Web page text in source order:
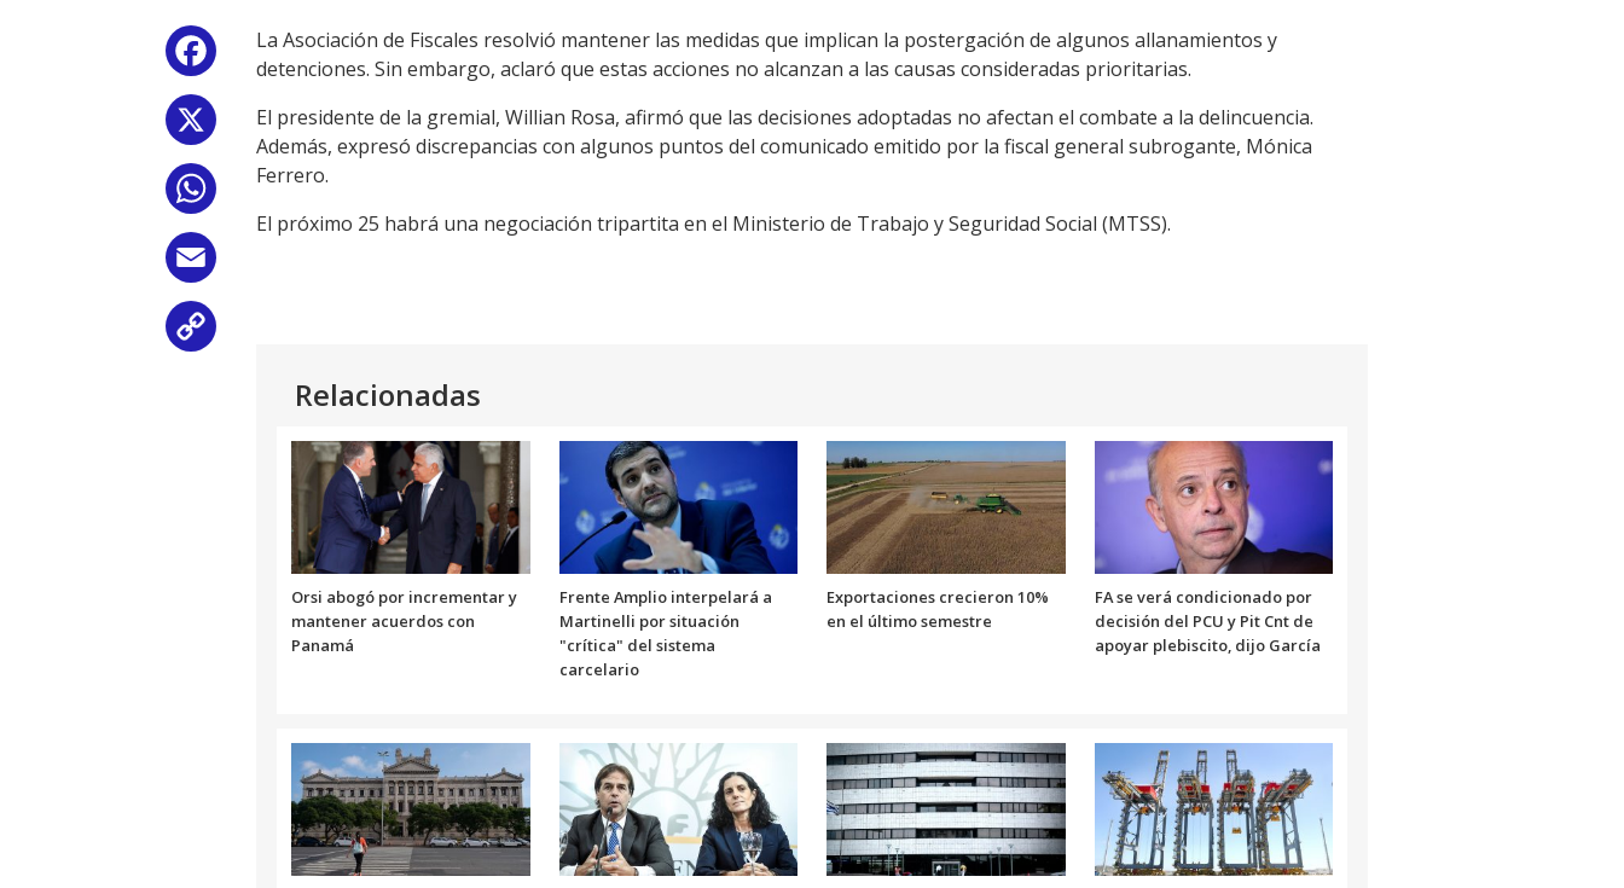
Facebook
La Asociación de Fiscales resolvió mantener las medidas que implican la postergación de algunos allanamientos y
detenciones. Sin embargo, aclaró que estas acciones no alcanzan a las causas consideradas prioritarias.
El presidente de la gremial, Willian Rosa, afirmó que las decisiones adoptadas no afectan el combate a la delincuencia.
Además, expresó discrepancias con algunos puntos del comunicado emitido por la fiscal general subrogante, Mónica
Ferrero.
El próximo 25 habrá una negociación tripartita en el Ministerio de Trabajo y Seguridad Social (MTSS).
Relacionadas
Orsi abogó por incrementar y
mantener acuerdos con
Panamá
Frente Amplio interpelará a
Martinelli por situación
"crítica" del sistema
carcelario
Exportaciones crecieron 10%
en el último semestre
FA se verá condicionado por
decisión del PCU y Pit Cnt de
apoyar plebiscito, dijo García